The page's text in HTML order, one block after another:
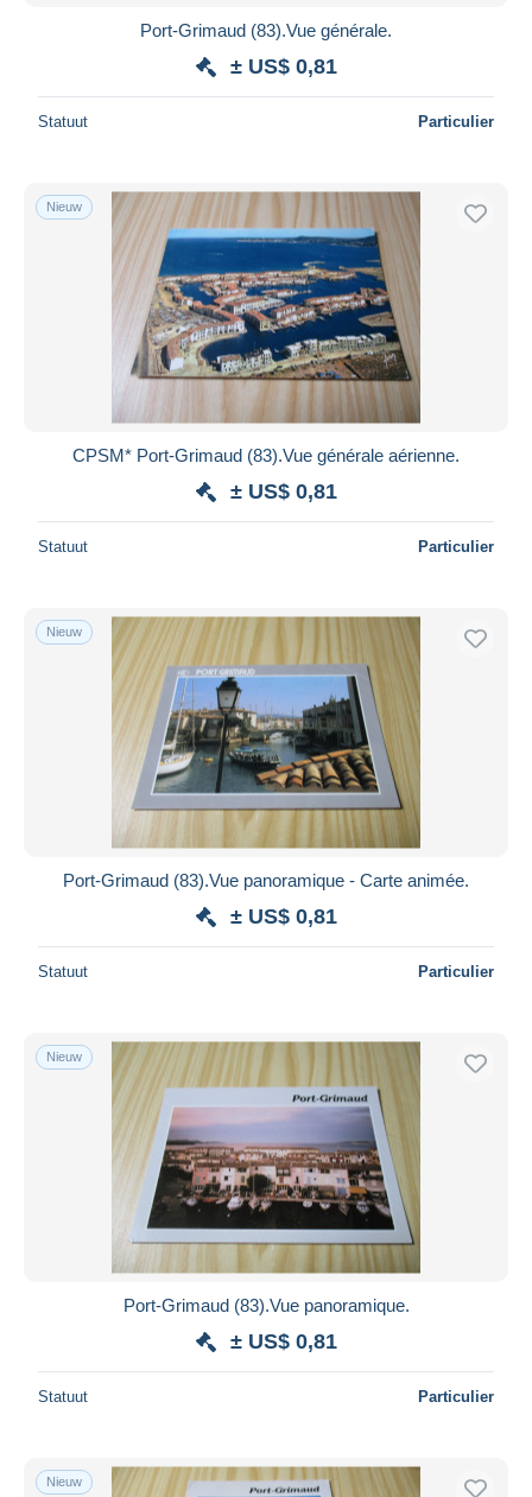
Port-Grimaud (83).Vue générale.
± US$ 0,81
Statuut Particulier
Nieuw
CPSM* Port-Grimaud (83).Vue générale aérienne.
± US$ 0,81
Statuut Particulier
Nieuw
Port-Grimaud (83).Vue panoramique - Carte animée.
± US$ 0,81
Statuut Particulier
Nieuw
Port-Grimaud (83).Vue panoramique.
± US$ 0,81
Statuut Particulier
Nieuw